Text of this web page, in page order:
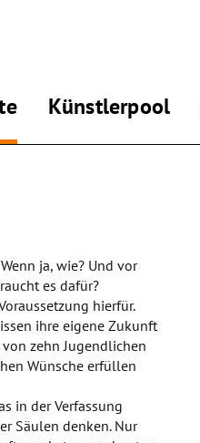
Künstlerpool
ja, wie? Und vor
es dafür?
hierfür.
ihre eigene Zukunft
zehn Jugendlichen
Wünsche erfüllen
in der Verfassung
Säulen denken. Nur